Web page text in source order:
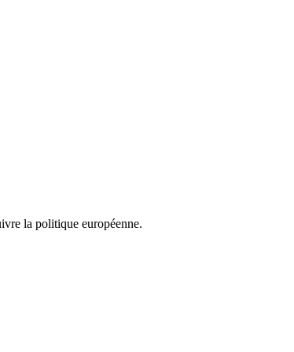
la politique européenne.